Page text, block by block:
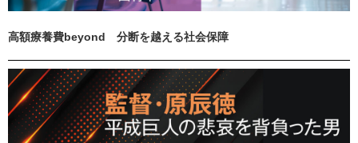
高額療養費beyond 分断を越える社会保障